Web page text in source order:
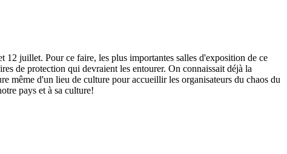
juillet. Pour ce faire, les plus importantes salles d'exposition de ce
de protection qui devraient les entourer. On connaissait déjà la
même d'un lieu de culture pour accueillir les organisateurs du chaos du
pays et à sa culture!